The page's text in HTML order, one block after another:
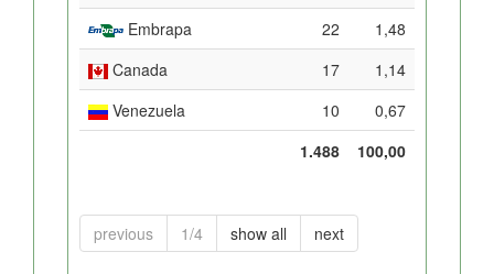
Embrapa
22
1,48
Canada
17
1,14
Venezuela
10
0,67
1.488
100,00
previous 1/4 show all next